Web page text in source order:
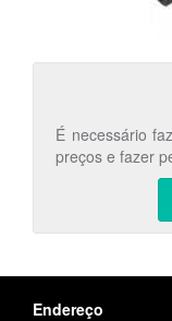
É necessário
preços e fazer
Endereço